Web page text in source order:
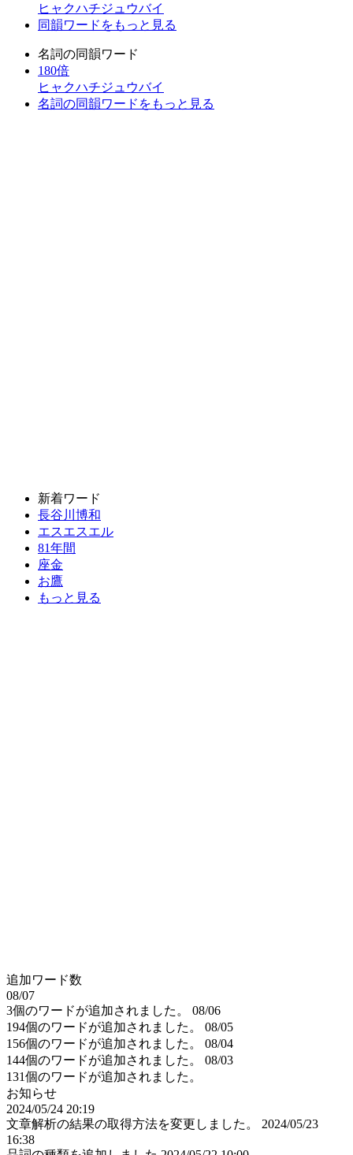
ヒャクハチジュウバイ
同韻ワードをもっと見る
名詞の同韻ワード
180倍
ヒャクハチジュウバイ
名詞の同韻ワードをもっと見る
新着ワード
長谷川博和
エスエスエル
81年間
座金
お鷹
もっと見る
追加ワード数
08/07
3個のワードが追加されました。
08/06
194個のワードが追加されました。
08/05
156個のワードが追加されました。
08/04
144個のワードが追加されました。
08/03
131個のワードが追加されました。
お知らせ
2024/05/24 20:19
文章解析の結果の取得方法を変更しました。
2024/05/23
16:38